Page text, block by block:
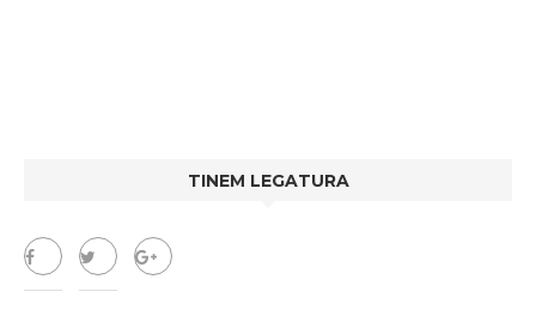
TINEM LEGATURA